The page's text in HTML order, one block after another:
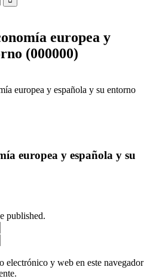
europea y
(000000)
europea y española y su entorno
europea y española y su
published.
electrónico y web en este navegador